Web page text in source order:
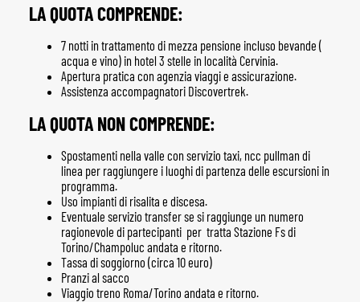
LA QUOTA COMPRENDE:
7 notti in trattamento di mezza pensione incluso bevande (
acqua e vino) in hotel 3 stelle in località Cervinia.
Apertura pratica con agenzia viaggi e assicurazione.
Assistenza accompagnatori Discovertrek.
LA QUOTA NON COMPRENDE:
Spostamenti nella valle con servizio taxi, ncc pullman di
linea per raggiungere i luoghi di partenza delle escursioni in
programma.
Uso impianti di risalita e discesa.
Eventuale servizio transfer se si raggiunge un numero
ragionevole di partecipanti per tratta Stazione Fs di
Torino/Champoluc andata e ritorno.
Tassa di soggiorno (circa 10 euro)
Pranzi al sacco
Viaggio treno Roma/Torino andata e ritorno.